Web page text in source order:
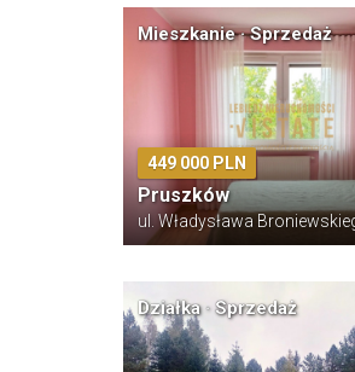
Mieszkanie · Sprzedaż
449 000 PLN
Pruszków
ul. Władysława
Działka · Sprzedaż